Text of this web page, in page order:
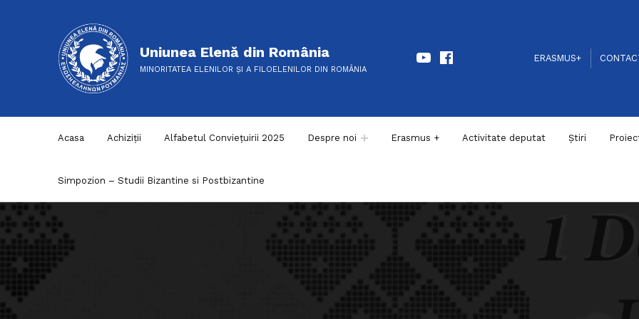
Uniunea Elenă din România
MINORITATEA ELENILOR ȘI A FILOELENILOR DIN ROMÂNIA
SOCIAL LINKS
YoutubeFacebook
ERASMUS+
Acasa Achiziții Alfabetul Conviețuirii 2025 Despre noi Erasmus + Activitate deputat Știri
Simpozion – Studii Bizantine si Postbizantine